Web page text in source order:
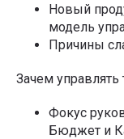
Новый
модель
Причины
Зачем управлять
Фокус
Бюджет и